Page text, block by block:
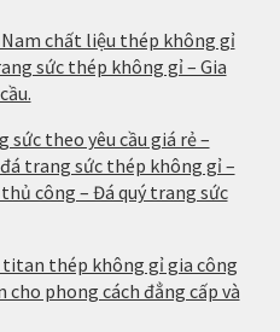
chất liệu thép không gỉ
sức thép không gỉ – Gia
sức theo yêu cầu giá rẻ –
trang sức thép không gỉ –
công – Đá quý trang sức
thép không gỉ gia công
cho phong cách đẳng cấp và